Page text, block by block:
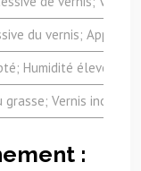
du vernis;
Humidité élevée
grasse; Vernis
: